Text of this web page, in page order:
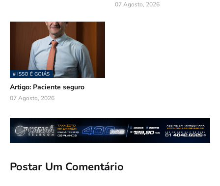
07 Agosto, 2026
# ISSO É GOIÁS
Artigo: Paciente seguro
07 Agosto, 2026
Postar Um Comentário